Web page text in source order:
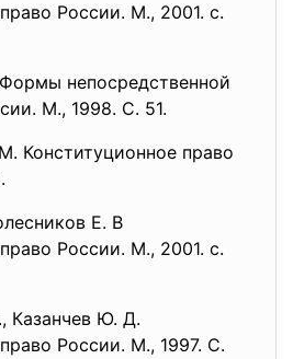
России. М., 2001. с.
непосредственной
М., 1998. С. 51.
Конституционное право
Е. В
России. М., 2001. с.
Казанчев Ю. Д.
России. М., 1997. С.